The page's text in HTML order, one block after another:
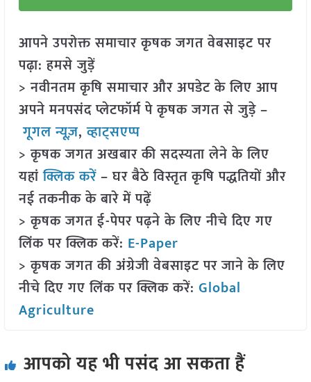
आपने उपरोक्त समाचार कृषक जगत वेबसाइट पर
पढ़ा: हमसे जुड़ें
> नवीनतम कृषि समाचार और अपडेट के लिए आप
अपने मनपसंद प्लेटफॉर्म पे कृषक जगत से जुड़े –
गूगल न्यूज़,व्हाट्सएप्प
> कृषक जगत अखबार की सदस्यता लेने के लिए
यहांक्लिक करें– घर बैठे विस्तृत कृषि पद्धतियों और
नई तकनीक के बारे में पढ़ें
> कृषक जगत ई-पेपर पढ़ने के लिए नीचे दिए गए
लिंक पर क्लिक करें: E-Paper
> कृषक जगत की अंग्रेजी वेबसाइट पर जाने के लिए
नीचे दिए गए लिंक पर क्लिक करें: Global
Agriculture
आपको यह भी पसंद आ सकता हैं